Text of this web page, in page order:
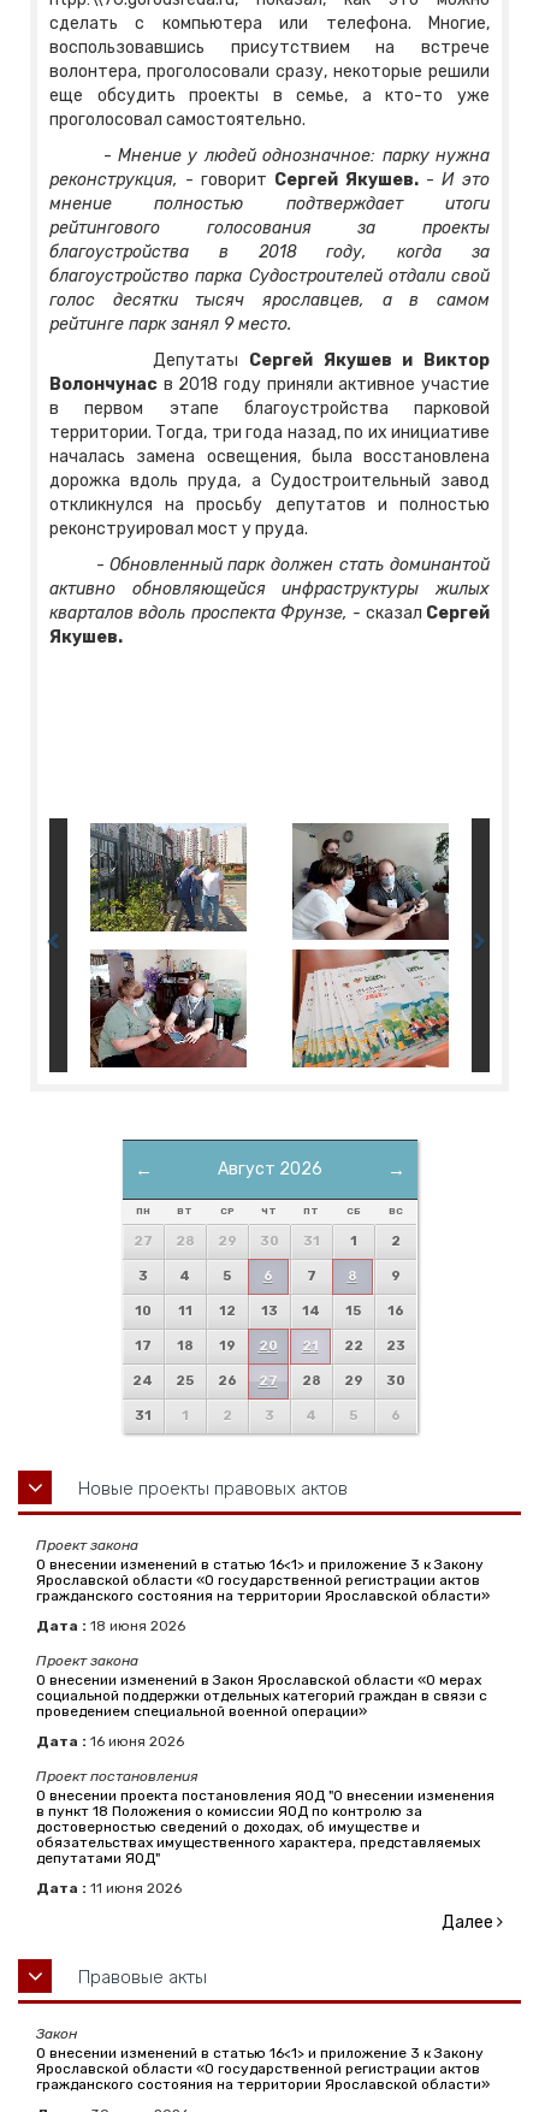
сделать с компьютера или телефона. Многие,
воспользовавшись присутствием на встрече
волонтера, проголосовали сразу, некоторые решили
еще обсудить проекты в семье, а кто-то уже
проголосовал самостоятельно.
- Мнение у людей однозначное: парку нужна
реконструкция, - говорит Сергей Якушев. - И это
мнение полностью подтверждает итоги
рейтингового голосования за проекты
благоустройства в 2018 году, когда за
благоустройство парка Судостроителей отдали свой
голос десятки тысяч ярославцев, а в самом
рейтинге парк занял 9 место.
Депутаты Сергей Якушев и Виктор
Волончунас в 2018 году приняли активное участие
в первом этапе благоустройства парковой
территории. Тогда, три года назад, по их инициативе
началась замена освещения, была восстановлена
дорожка вдоль пруда, а Судостроительный завод
откликнулся на просьбу депутатов и полностью
реконструировал мост у пруда.
- Обновленный парк должен стать доминантой
активно обновляющейся инфраструктуры жилых
кварталов вдоль проспекта Фрунзе, - сказал Сергей
Якушев.
← →
Август 2026
ПН ВТ СР ЧТ ПТ СБ ВС
27 28 29 30 31 1 2
3 4 5 6 7 8 9
10 11 12 13 14 15 16
17 18 19 20 21 22 23
24 25 26 27 28 29 30
31 1 2 3 4 5 6
Новые проекты правовых актов
Проект закона
О внесении изменений в статью 16<1> и приложение 3 к Закону
Ярославской области «О государственной регистрации актов
гражданского состояния на территории Ярославской области»
Дата : 18 июня 2026
Проект закона
О внесении изменений в Закон Ярославской области «О мерах
социальной поддержки отдельных категорий граждан в связи с
проведением специальной военной операции»
Дата : 16 июня 2026
Проект постановления
О внесении проекта постановления ЯОД "О внесении изменения
в пункт 18 Положения о комиссии ЯОД по контролю за
достоверностью сведений о доходах, об имуществе и
обязательствах имущественного характера, представляемых
депутатами ЯОД"
Дата : 11 июня 2026
Далее
Правовые акты
Закон
О внесении изменений в статью 16<1> и приложение 3 к Закону
Ярославской области «О государственной регистрации актов
гражданского состояния на территории Ярославской области»